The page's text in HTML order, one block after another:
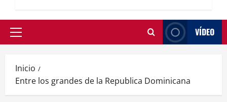
VÍDEO
Inicio
Entre los grandes de la Republica Dominicana